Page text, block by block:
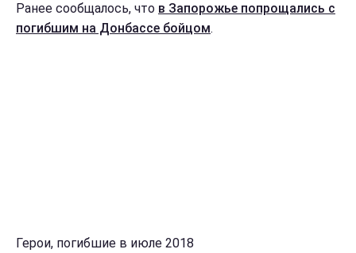
Ранее сообщалось, что в Запорожье попрощались с
погибшим на Донбассе бойцом.
Герои, погибшие в июле 2018